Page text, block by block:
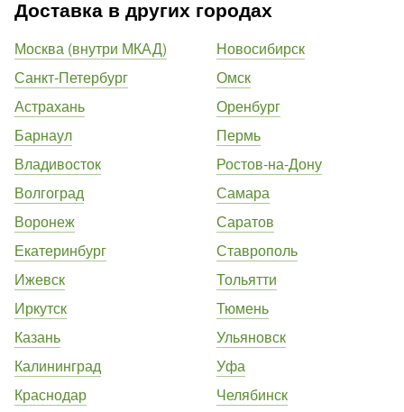
Доставка в других городах
Москва (внутри МКАД)
Санкт-Петербург
Астрахань
Барнаул
Владивосток
Волгоград
Воронеж
Екатеринбург
Ижевск
Иркутск
Казань
Калининград
Краснодар
Новосибирск
Омск
Оренбург
Пермь
Ростов-на-Дону
Самара
Саратов
Ставрополь
Тольятти
Тюмень
Ульяновск
Уфа
Челябинск